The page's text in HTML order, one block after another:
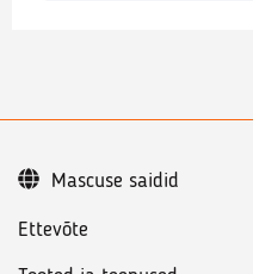
Ettevõte
Mascuse saidid